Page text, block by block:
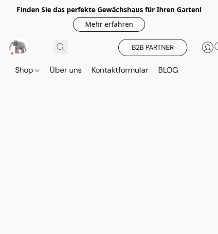
Finden Sie das perfekte Gewächshaus für Ihren Garten!
Mehr erfahren
B2B PARTNER
Shop Über uns Kontaktformular BLOG